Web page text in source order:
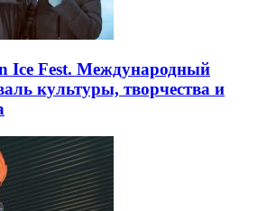
Ice Fest. Международный
культуры, творчества и